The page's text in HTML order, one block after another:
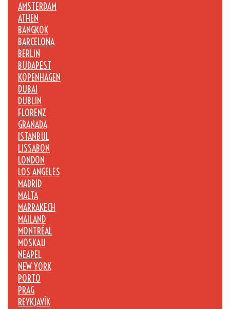
AMSTERDAM
ATHEN
BANGKOK
BARCELONA
BERLIN
BUDAPEST
KOPENHAGEN
DUBAI
DUBLIN
FLORENZ
GRANADA
ISTANBUL
LISSABON
LONDON
LOS ANGELES
MADRID
MALTA
MARRAKECH
MAILAND
MONTRÉAL
MOSKAU
NEAPEL
NEW YORK
PORTO
PRAG
REYKJAVÍK